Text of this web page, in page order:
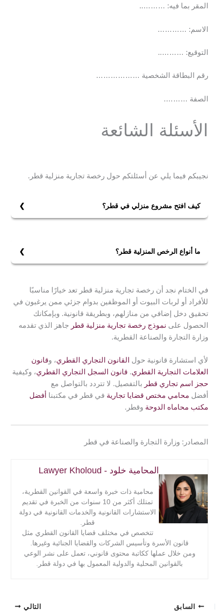
المقر بما فيه: ………..
الاسم: …………
التوقيع: ………..
رقم البطاقة الشخصية ………………
الصفة ……….
الأسئلة الشائعة
نجيبكم فيما يلي عن أسئلتكم حول رخصة تجارية منزلية قطر.
كيف افتح مشروع منزلي في قطر؟
1- قم بزيارة موقع النافذة الواحدة sw.gov.qa وسجل الدخول
بتأسيسها.
4- ارفع المستندات والمرفقات المطلوبة مثل عقد الإيجار
وموافقة مالك العقار.
5- راجع ملخص البيانات الخاصة بطلب الترخيص للتأكد من
صحتها.
7- قم بسداد الرسوم المستحقة للحصول على الرخصة.
8- اطبع الرخصة التجارية بعد اعتماد الطلب.
ما أنواع الرخص المنزلية قطر؟
2- تقديم وجبات الطعام في المناسبات.
3- خياطة وتفصيل الملابس النسائية.
4- أعمال التطريز والشك وتجهيز الأقمشة.
5- تغليف الهدايا والطرود.
6- تصميم المواقع الإلكترونية.
8- تغليف المستندات والكتيبات والرسائل.
9- تحضير البخور والدخون.
10- تحضير مستحضرات التجميل.
11- إعداد وتجهيز الفطائر والمعجنات.
12- صيانة البرمجيات وتصميم صفحات الويب.
15- إعداد وتحضير البن والتوابل والبهارات.
في الختام نجد أن رخصة تجارية منزلية قطر تعد خيارًا مناسبًا
للأفراد أو لربات البيوت أو الموظفين بدوام جزئي ممن يرغبون في
تحقيق دخل إضافي من منازلهم، وبطريقة قانونية. وبإمكانك
الحصول على نموذج رخصة تجارية منزلية قطر جاهز الذي تقدمه
وزارة التجارة والصناعة القطرية.
لأي استشارة قانونية حول القانون التجاري القطري، وقانون
العلامات التجارية القطري. قانون السجل التجاري القطري، وكيفية
حجز اسم تجاري قطر بالتفصيل. لا تتردد بالتواصل مع
أفضل محامي مختص قضايا تجارية في قطر في مكتبنا
أفضل
مكتب محاماه الدوحة وقطر.
المصادر: وزارة التجارة والصناعة في قطر
المحامية خلود - Lawyer Kholoud
محامية ذات خبرة واسعة في القوانين القطرية،
تمتلك أكثر من 10 سنوات من الخبرة في تقديم
الاستشارات القانونية والخدمات القانونية في دولة
قطر.
تتخصص في مختلف قضايا القانون القطري مثل
قانون الأسرة وتأسيس الشركات والقضايا الجنائية وغيرها.
ومن خلال عملها ككاتبة محتوى قانوني، تعمل على نشر الوعي
بالقوانين المحلية والدولية المعمول بها في دولة قطر.
السابق التالي